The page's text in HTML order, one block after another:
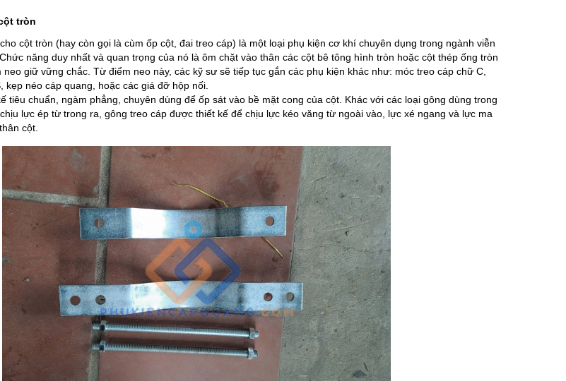
tròn
cột tròn (hay còn gọi là cùm ốp cột, đai treo cáp) là một loại phụ kiện cơ khí chuyên dụng trong ngành viễn
năng duy nhất và quan trọng của nó là ôm chặt vào thân các cột bê tông hình tròn hoặc cột thép ống tròn
neo giữ vững chắc. Từ điểm neo này, các kỹ sư sẽ tiếp tục gắn các phụ kiện khác như: móc treo cáp chữ C,
kẹp néo cáp quang, hoặc các giá đỡ hộp nối.
tiêu chuẩn, ngàm phẳng, chuyên dùng để ốp sát vào bề mặt cong của cột. Khác với các loại gông dùng trong
lực ép từ trong ra, gông treo cáp được thiết kế để chịu lực kéo văng từ ngoài vào, lực xé ngang và lực ma
cột.